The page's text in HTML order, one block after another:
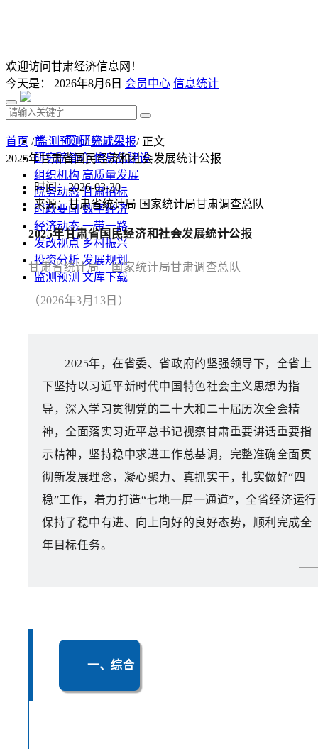
欢迎访问甘肃经济信息网！
今天是： 2026年8月6日 会员中心 信息统计
首 页 研究成果
研究院简介 信息化建设
组织机构 高质量发展
院务动态 甘肃招标
时政要闻 数字经济
经济动态 一带一路
发改视点 乡村振兴
投资分析 发展规划
监测预测 文库下载
首页 /监测预测/统计公报/ 正文
2025年甘肃省国民经济和社会发展统计公报
时间：2026-03-30
来源：甘肃省统计局 国家统计局甘肃调查总队
2025年甘肃省国民经济和社会发展统计公报
甘肃省统计局 国家统计局甘肃调查总队
（2026年3月13日）
2025年，在省委、省政府的坚强领导下，全省上
下坚持以习近平新时代中国特色社会主义思想为指
导，深入学习贯彻党的二十大和二十届历次全会精
神，全面落实习近平总书记视察甘肃重要讲话重要指
示精神，坚持稳中求进工作总基调，完整准确全面贯
彻新发展理念，凝心聚力、真抓实干，扎实做好“四
稳”工作，着力打造“七地一屏一通道”，全省经济运行
保持了稳中有进、向上向好的良好态势，顺利完成全
年目标任务。
一、综合